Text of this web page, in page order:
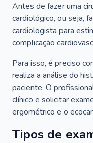
Antes de fazer uma
cardiológico, ou seja,
cardiologista para
complicação
Para isso, é preciso
realiza a análise do
paciente. O
clínico e solicitar
ergométrico e o
Tipos de